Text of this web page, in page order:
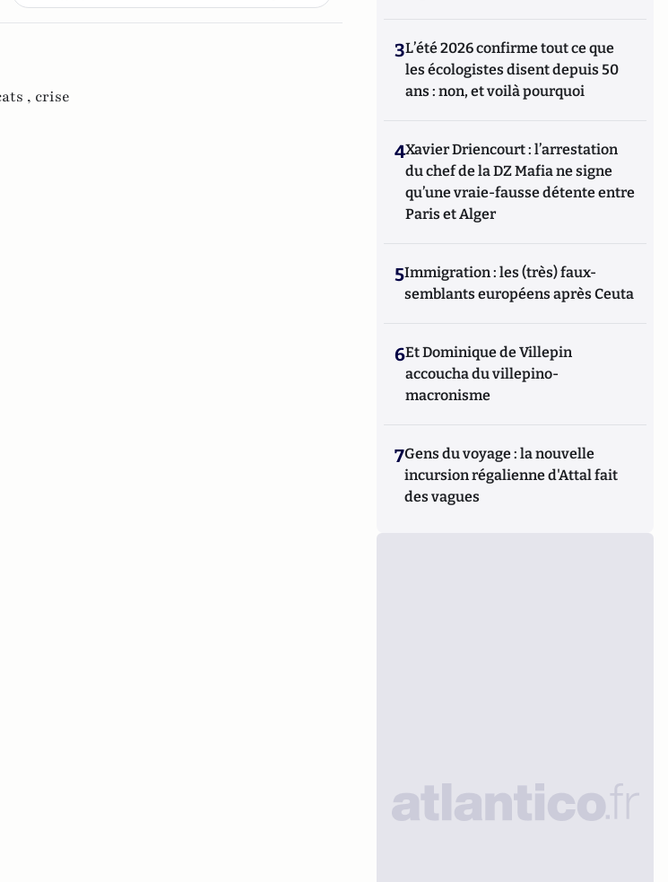
, crise
3L’été 2026 confirme tout ce que
les écologistes disent depuis 50
ans : non, et voilà pourquoi
4Xavier Driencourt : l’arrestation
du chef de la DZ Mafia ne signe
qu’une vraie-fausse détente entre
Paris et Alger
5Immigration : les (très) faux-
semblants européens après Ceuta
6Et Dominique de Villepin
accoucha du villepino-
macronisme
7Gens du voyage : la nouvelle
incursion régalienne d'Attal fait
des vagues